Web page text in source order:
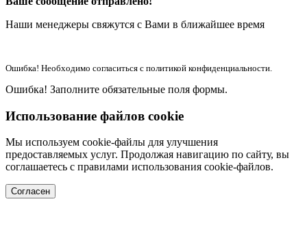
Наши менеджеры свяжутся с Вами в ближайшее время
Ошибка! Необходимо согласиться с политикой конфиденциальности.
Ошибка! Заполните обязательные поля формы.
Использование файлов cookie
Мы используем cookie-файлы для улучшения
предоставляемых услуг. Продолжая навигацию по сайту, вы
соглашаетесь с правилами использования cookie-файлов.
Согласен